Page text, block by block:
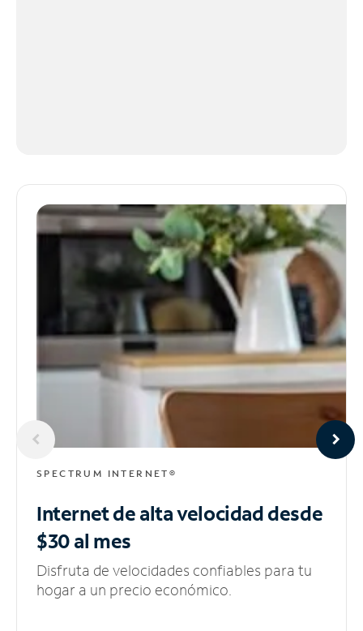
SPECTRUM INTERNET®
Internet de alta velocidaddesde
$30 al mes
Disfruta de velocidades confiables para tu
hogar a un precio económico.